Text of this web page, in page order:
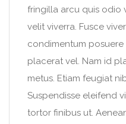
fringilla arcu quis odio
velit viverra. Fusce
condimentum posuere
placerat vel. Nam id
metus. Etiam feugiat
Suspendisse eleifend
tortor finibus ut.